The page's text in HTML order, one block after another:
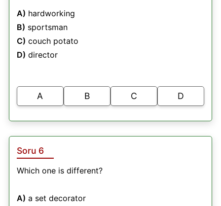
A) hardworking
B) sportsman
C) couch potato
D) director
A B C D
Soru 6
Which one is different?
A) a set decorator